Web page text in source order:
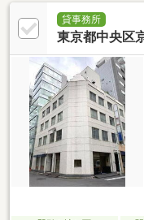
貸事務所
東京都中央区